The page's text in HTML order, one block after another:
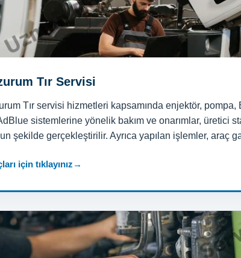
Tır Servisi
Tır servisi hizmetleri kapsamında enjektör, pompa,
sistemlerine yönelik bakım ve onarımlar, üretici
şekilde gerçekleştirilir. Ayrıca yapılan işlemler, araç
için tıklayınız →